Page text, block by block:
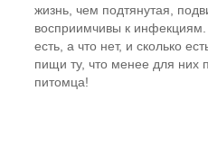
жизнь, чем подтянутая,
восприимчивы к инфекциям.
есть, а что нет, и сколько
пищи ту, что менее для них
питомца!